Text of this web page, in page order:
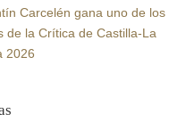
Carcelén gana uno de los
de la Crítica de Castilla-La
2026